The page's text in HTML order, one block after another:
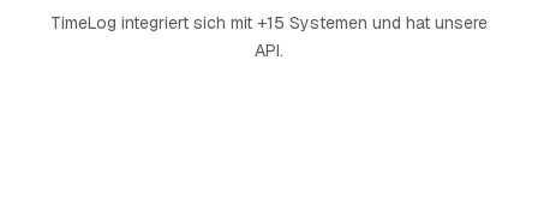
TimeLog integriert sich mit +15 Systemen und hat unsere
API.